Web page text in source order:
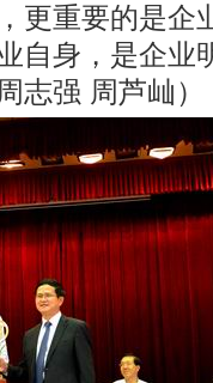
更重要的是企
自身，是企业
志强 周芦屾）